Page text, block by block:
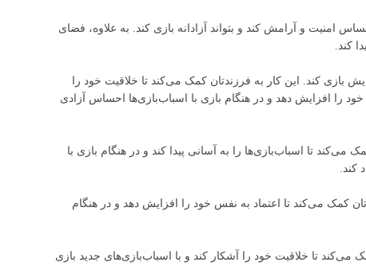
امنیت و آرامش کند و بتواند آزادانه بازی کند. به علاوه، فضای
کند.
بازی کند. این کار به فرزندتان کمک می‌کند تا خلاقیت خود را
خود را افزایش دهد و در هنگام بازی با اسباب‌بازی‌ها احساس آزادی
می‌کند تا اسباب‌بازی‌ها را به آسانی پیدا کند و در هنگام بازی با
کند.
کمک می‌کند تا اعتماد به نفس خود را افزایش دهد و در هنگام
می‌کند تا خلاقیت خود را آشکار کند و با اسباب‌بازی‌های جدید بازی